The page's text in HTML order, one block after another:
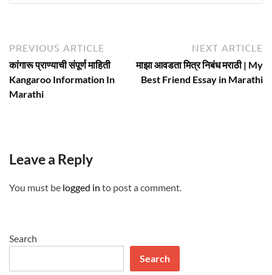
Post
navigation
PREVIOUS ARTICLE
article:
कांगारू प्राण्याची संपूर्ण माहिती
Kangaroo Information In
Marathi
NEXT ARTICLE
माझा आवडता मित्र निबंध मराठी | My
Best Friend Essay in Marathi
Leave a Reply
You must be logged in to post a comment.
Search
Search